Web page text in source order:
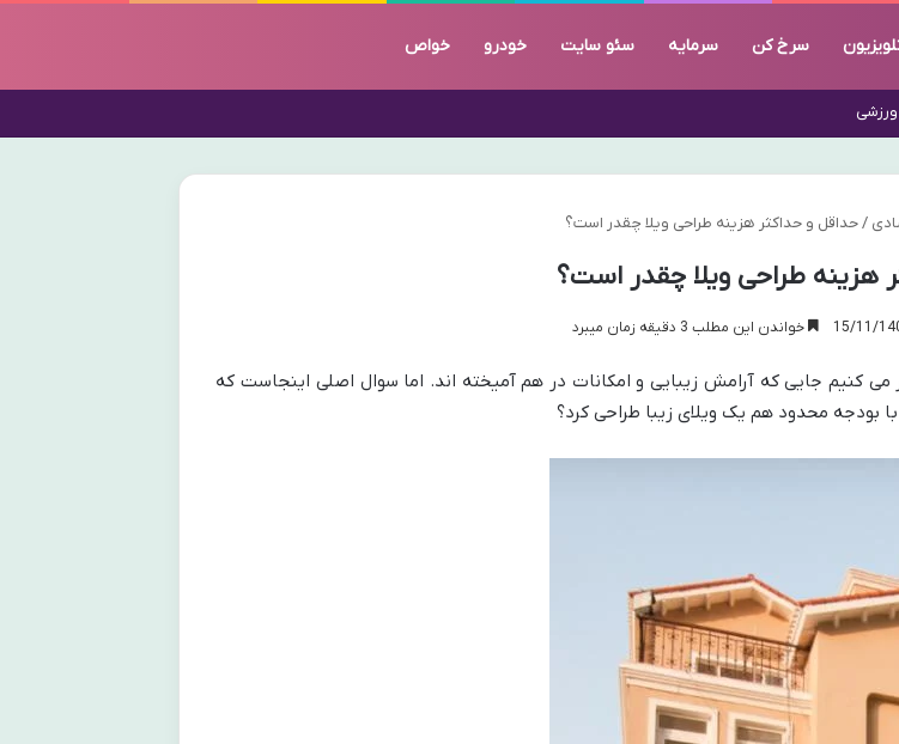
سرخ کن سرمایه سئو سایت خودرو خواص
ورزشی
/حداقل و حداکثر هزینه طراحی ویلا چقدر است؟
هزینه طراحی ویلا چقدر است؟
خواندن این مطلب 3 دقیقه زمان میبرد
کنیم جایی که آرامش زیبایی و امکانات در هم آمیخته اند. اما سوال اصلی اینجاست که
بودجه محدود هم یک ویلای زیبا طراحی کرد؟